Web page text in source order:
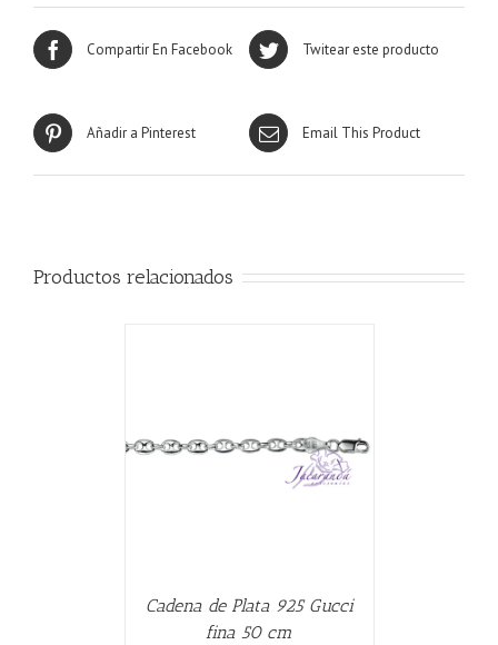
Compartir En Facebook Twitear este producto
Añadir a Pinterest Email This Product
Productos relacionados
Cadena de Plata 925 Gucci
fina 50 cm